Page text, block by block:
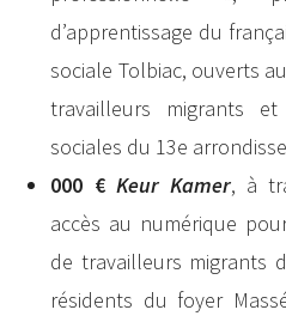
d’apprentissage du
sociale Tolbiac, ouverts
travailleurs migrants
sociales du 13e
000 € Keur Kamer, à
accès au numérique
de travailleurs migrants
résidents du foyer